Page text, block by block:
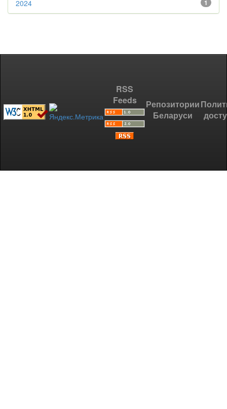
1
2024
RSS
Feeds
Репозитории
Беларуси